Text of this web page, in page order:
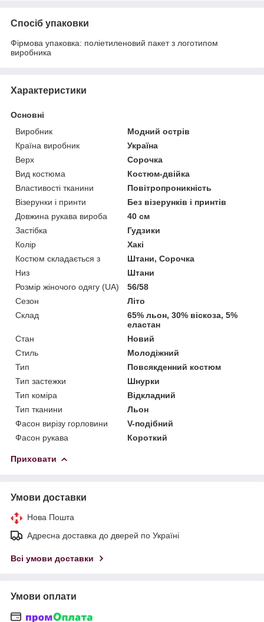
Спосіб упаковки
Фірмова упаковка: поліетиленовий пакет з логотипом
виробника
Характеристики
Основні
Виробник
Модний острів
Країна виробник
Україна
Верх
Сорочка
Вид костюма
Костюм-двійка
Властивості тканини
Повітропроникність
Візерунки і принти
Без візерунків і принтів
Довжина рукава вироба
40 см
Застібка
Гудзики
Колір
Хакі
Костюм складається з
Штани, Сорочка
Низ
Штани
Розмір жіночого одягу (UA)
56/58
Сезон
Літо
Склад
65% льон, 30% віскоза, 5%
еластан
Стан
Новий
Стиль
Молодіжний
Тип
Повсякденний костюм
Тип застежки
Шнурки
Тип коміра
Відкладний
Тип тканини
Льон
Фасон вирізу горловини
V-подібний
Фасон рукава
Короткий
Приховати
Умови доставки
Нова Пошта
Адресна доставка до дверей по Україні
Всі умови доставки
Умови оплати